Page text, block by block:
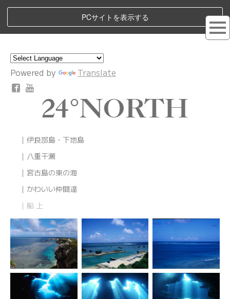
PCサイトを表示する
Powered by Translate
｜伊良部島・下地島
｜八重干瀬
｜宮古島の東の海
｜かわいい仲間達
｜船 上